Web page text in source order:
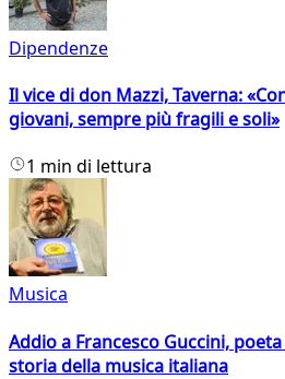
Dipendenze
Il vice di don Mazzi, Taverna:
giovani, sempre più fragili e soli»
1 min di lettura
Musica
Addio a Francesco Guccini,
storia della musica italiana